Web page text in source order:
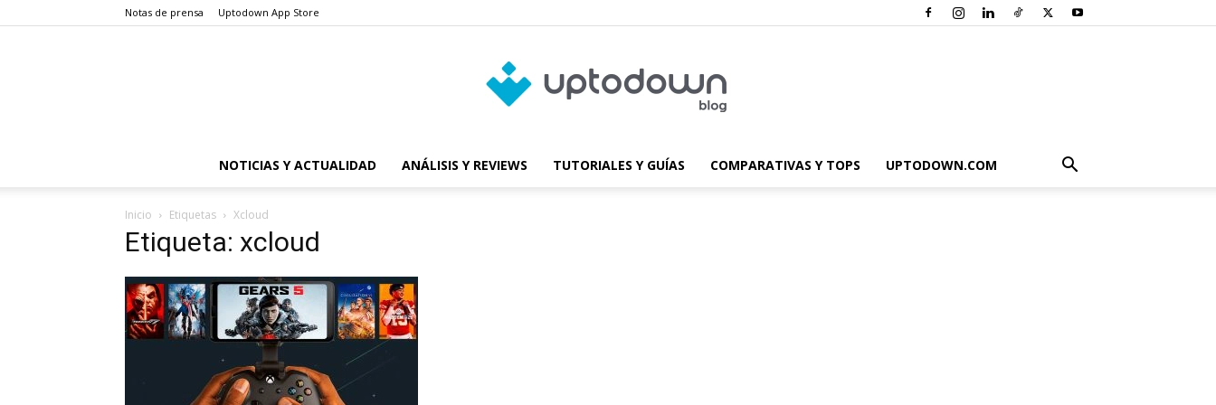
Notas de prensa Uptodown App Store
NOTICIAS Y ACTUALIDAD ANÁLISIS Y REVIEWS TUTORIALES Y GUÍAS COMPARATIVAS Y TOPS UPTODOWN.COM
Inicio Etiquetas Xcloud
Etiqueta: xcloud